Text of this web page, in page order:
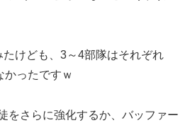
けども、3～4部隊はそれぞれ
かったですｗ
をさらに強化するか、バッファー